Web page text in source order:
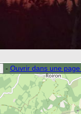
- Ouvrir dans une